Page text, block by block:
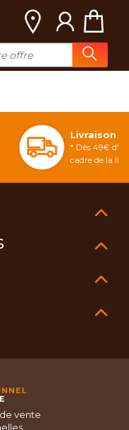
Livraison
* Dès 49€
cadre de la
vente